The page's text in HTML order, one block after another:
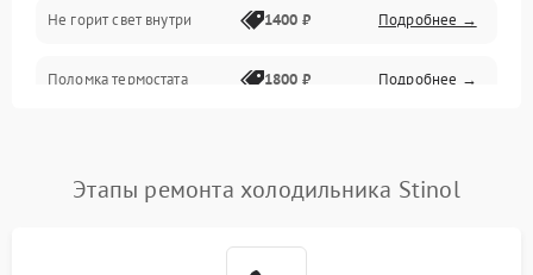
Не горит свет внутри 1400 ₽ Подробнее →
Поломка термостата 1800 ₽ Подробнее →
Поломка системы No Frost 2600 ₽ Подробнее →
Этапы ремонта холодильника Stinol